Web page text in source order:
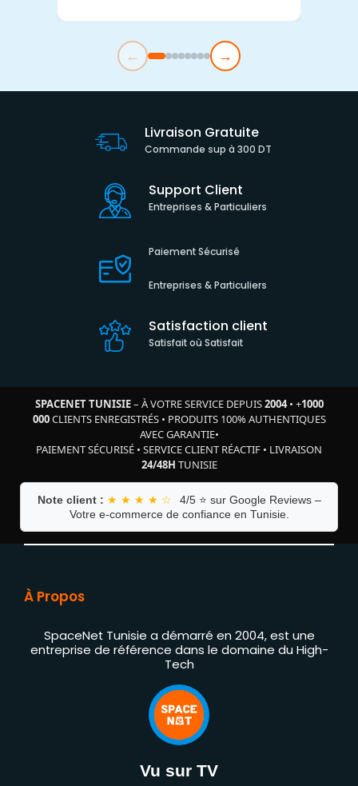
← →
Livraison Gratuite
Commande sup à 300 DT
Support Client
Entreprises & Particuliers
Paiement Sécurisé
Entreprises & Particuliers
Satisfaction client
Satisfait où Satisfait
SPACENET TUNISIE– À VOTRE SERVICE DEPUIS2004• +1000
000CLIENTS ENREGISTRÉS• PRODUITS 100% AUTHENTIQUES
AVEC GARANTIE•
PAIEMENT SÉCURISÉ • SERVICE CLIENT RÉACTIF • LIVRAISON
24/48H TUNISIE
Note client : ★ ★ ★ ★ ☆
4/5 ⭐ sur Google Reviews –
Votre e-commerce de confiance en Tunisie.
À Propos
SpaceNet Tunisie a démarré en 2004, est une
entreprise de référence dans le domaine du High-
Tech
Vu sur TV